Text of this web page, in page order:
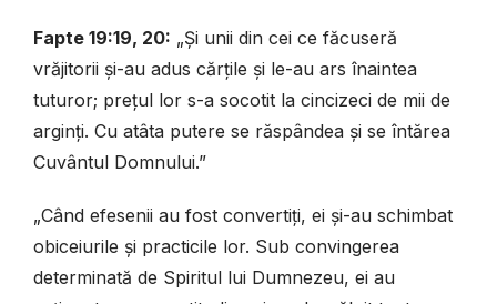
Fapte 19:19, 20: „Și unii din cei ce făcuseră
vrăjitorii și-au adus cărțile și le-au ars înaintea
tuturor; prețul lor s-a socotit la cincizeci de mii de
arginți. Cu atâta putere se răspândea și se întărea
Cuvântul Domnului.”
„Când efesenii au fost convertiți, ei și-au schimbat
obiceiurile și practicile lor. Sub convingerea
determinată de Spiritul lui Dumnezeu, ei au